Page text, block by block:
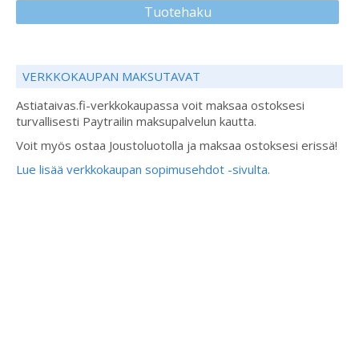
Tuotehaku
VERKKOKAUPAN MAKSUTAVAT
Astiataivas.fi-verkkokaupassa voit maksaa ostoksesi
turvallisesti Paytrailin maksupalvelun kautta.
Voit myös ostaa Joustoluotolla ja maksaa ostoksesi erissä!
Lue lisää verkkokaupan sopimusehdot -sivulta.